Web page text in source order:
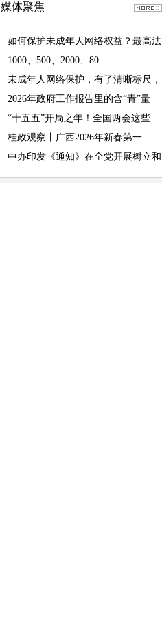
媒体聚焦
如何保护未成年人网络权益？最高法
1000、500、2000、80
未成年人网络保护，有了清晰标尺，
2026年政府工作报告里的含“青”量
“十五五”开局之年！全国两会这些
桂政观察丨广西2026年新春第一
中办印发《通知》在全党开展树立和